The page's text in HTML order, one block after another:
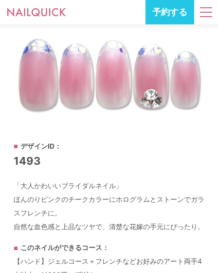
予約する
デザインID：
1493
「大人かわいいブライダルネイル」
ほんのりピンクのチークカラーにホログラムとストーンでガラ
スフレンチに。
自然な血色感と上品なツヤで、清楚な花嫁の手元にぴったり。
このネイルができるコース：
【ハンド】ジェルコース＋フレンチなどお好みのアート両手4